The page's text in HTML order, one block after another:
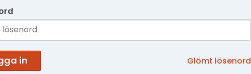
in Glömt lösenord